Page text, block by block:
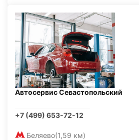
Автосервис Севастопольский
+7 (499) 653-72-12
Беляево(1,59 км)